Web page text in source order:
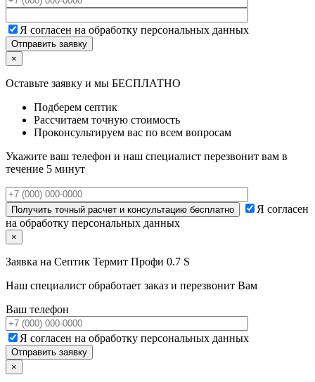
Я согласен на обработку персональных данных
×
Оставьте заявку и мы БЕСПЛАТНО
Подберем септик
Рассчитаем точную стоимость
Проконсультируем вас по всем вопросам
Укажите ваш телефон и наш специалист перезвонит вам в
течение 5 минут
Я согласен
на обработку персональных данных
×
Заявка на Септик Термит Профи 0.7 S
Наш специалист обработает заказ и перезвонит Вам
Ваш телефон
Я согласен на обработку персональных данных
×